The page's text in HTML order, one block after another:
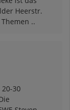
Heerstr.
..
30